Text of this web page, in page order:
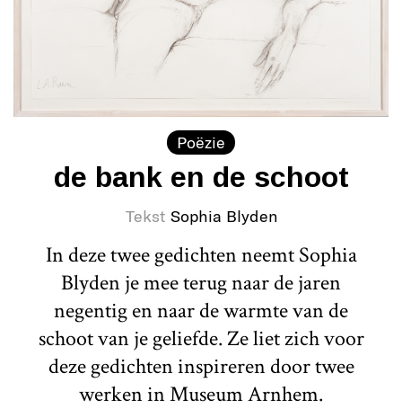
Poëzie
de bank en de schoot
Tekst Sophia Blyden
In deze twee gedichten neemt Sophia
Blyden je mee terug naar de jaren
negentig en naar de warmte van de
schoot van je geliefde. Ze liet zich voor
deze gedichten inspireren door twee
werken in Museum Arnhem.